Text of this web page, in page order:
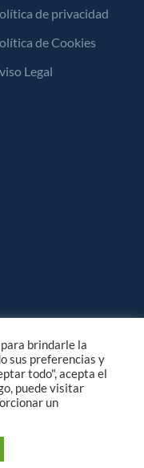
de privacidad
de Cookies
Legal
brindarle la
sus preferencias y
todo", acepta el
puede visitar
un